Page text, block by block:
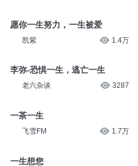
愿你一生努力，一生被爱
凯紫 1.4万
李弥-恐惧一生，逃亡一生
老六杂谈 3287
一茶一生
飞雪FM 1.7万
一生想您